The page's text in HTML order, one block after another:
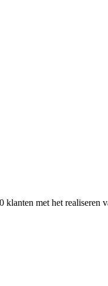
met het realiseren